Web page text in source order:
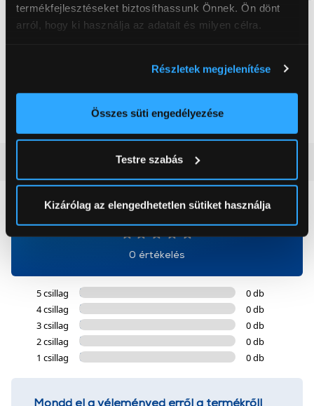
termékfejlesztéseket biztosíthassunk Önnek. Ön dönt
arról, hogy ki használja az adatait és milyen célra.
elhelyezkedéséről pár méteres pontossággal
Az Ön készülékén beazonosítása annak konkrét
módjairól és adja meg preferenciáit aRészletek
pontban. Bármikor módosíthatja vagy visszavonhatja a
Sütinyilatkozathoz való hozzájárulását.
okat használ, melyeket az Ön gépén tárol a rendszer. A
használatával Ön elfogadja a cookie-k használatát.
További információk:ÁSZFésAdatvédelem
Részletek megjelenítése
Összes süti engedélyezése
Testre szabás
Kizárólag az elengedhetetlen sütiket használja
Termék adatlap Termék adatlap
Alulfagyasztós
(0)
0 értékelés
5 csillag
0 db
4 csillag
0 db
3 csillag
0 db
2 csillag
0 db
1 csillag
0 db
Mondd el a véleményed erről a termékről!